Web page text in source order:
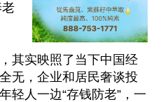
其实映照了当下中国经
无，企业和居民奢谈投
轻人一边“存钱防老”，一